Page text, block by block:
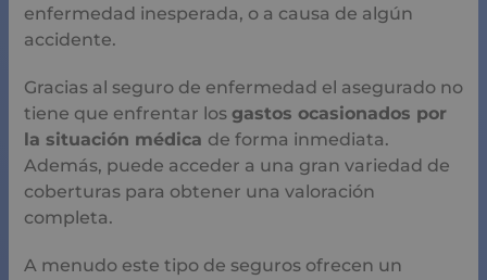
enfermedad inesperada, o a causa de algún
accidente.
Gracias al seguro de enfermedad el asegurado no
tiene que enfrentar los gastos ocasionados por
la situación médica de forma inmediata.
Además, puede acceder a una gran variedad de
coberturas para obtener una valoración
completa.
A menudo este tipo de seguros ofrecen un